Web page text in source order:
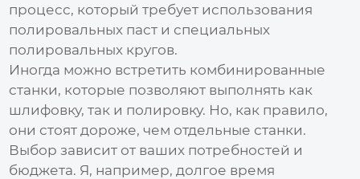
процесс, который требует использования
полировальных паст и специальных
полировальных кругов.
Иногда можно встретить комбинированные
станки, которые позволяют выполнять как
шлифовку, так и полировку. Но, как правило,
они стоят дороже, чем отдельные станки.
Выбор зависит от ваших потребностей и
бюджета. Я, например, долгое время